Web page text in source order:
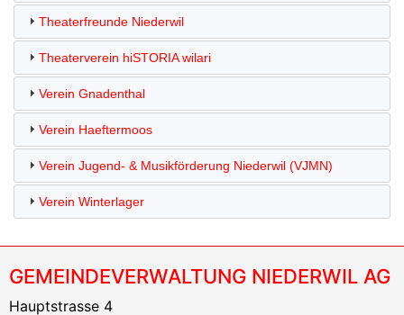
Theaterfreunde Niederwil
Theaterverein hiSTORIA wilari
Verein Gnadenthal
Verein Haeftermoos
Verein Jugend- & Musikförderung Niederwil (VJMN)
Verein Winterlager
GEMEINDEVERWALTUNG NIEDERWIL AG
Hauptstrasse 4